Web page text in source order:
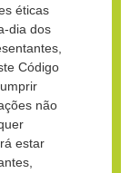
éticas
dia dos
Código
não
estar